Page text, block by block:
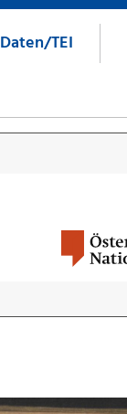
Daten/TEI